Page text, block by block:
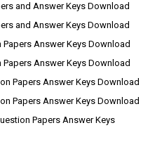
and Answer Keys Download
and Answer Keys Download
Papers Answer Keys Download
Papers Answer Keys Download
Papers Answer Keys Download
Papers Answer Keys Download
Papers Answer Keys